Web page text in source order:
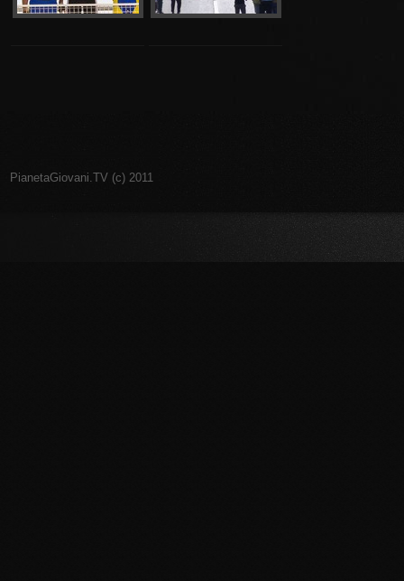
PianetaGiovani.TV (c) 2011